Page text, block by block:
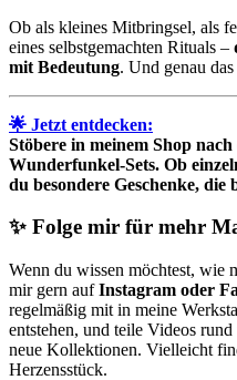
Ob als kleines Mitbringsel, als
eines selbstgemachten Rituals –
mit Bedeutung. Und genau
🌟 Jetzt entdecken:
Stöbere in meinem Shop
Wunderfunkel-Sets. Ob
du besondere Geschenke, die
✨ Folge mir für mehr
Wenn du wissen möchtest, wie
mir gern aufInstagram oder
regelmäßig mit in meine
entstehen, und teile Videos
neue Kollektionen. Vielleicht
Herzensstück.